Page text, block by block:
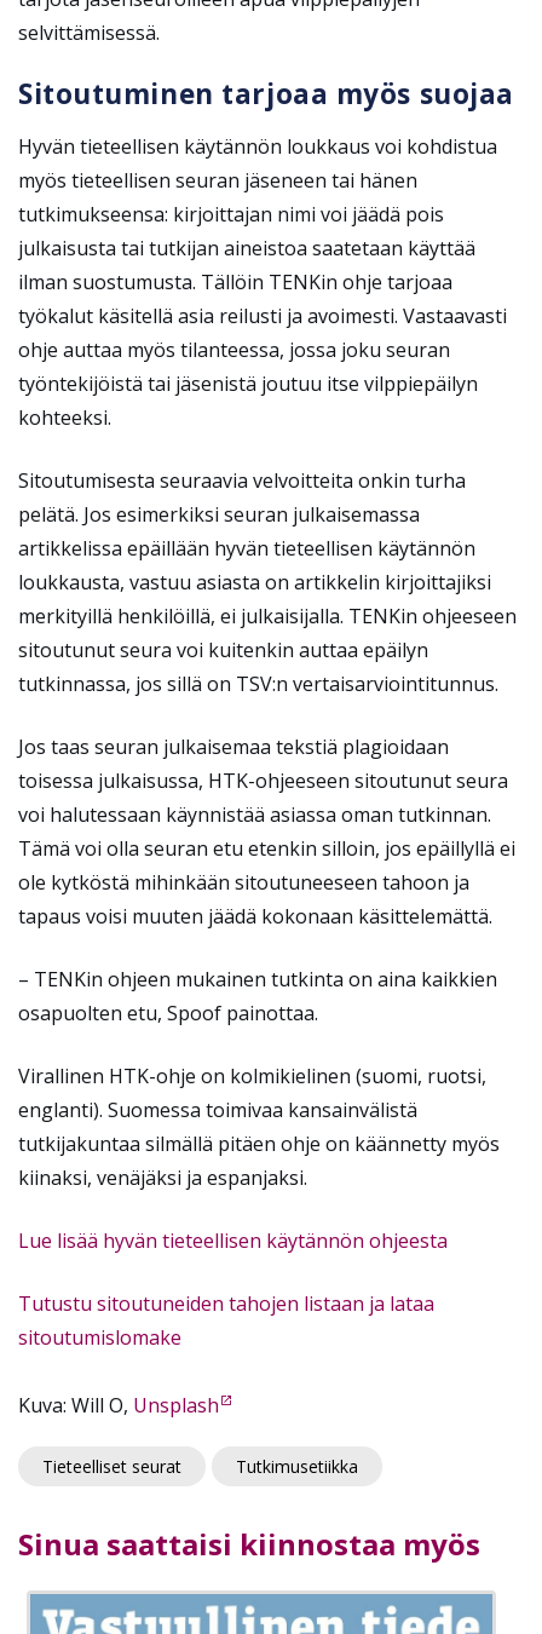
selvittämisessä.
Sitoutuminen tarjoaa myös suojaa
Hyvän tieteellisen käytännön loukkaus voi kohdistua
myös tieteellisen seuran jäseneen tai hänen
tutkimukseensa: kirjoittajan nimi voi jäädä pois
julkaisusta tai tutkijan aineistoa saatetaan käyttää
ilman suostumusta. Tällöin TENKin ohje tarjoaa
työkalut käsitellä asia reilusti ja avoimesti. Vastaavasti
ohje auttaa myös tilanteessa, jossa joku seuran
työntekijöistä tai jäsenistä joutuu itse vilppiepäilyn
kohteeksi.
Sitoutumisesta seuraavia velvoitteita onkin turha
pelätä. Jos esimerkiksi seuran julkaisemassa
artikkelissa epäillään hyvän tieteellisen käytännön
loukkausta, vastuu asiasta on artikkelin kirjoittajiksi
merkityillä henkilöillä, ei julkaisijalla. TENKin ohjeeseen
sitoutunut seura voi kuitenkin auttaa epäilyn
tutkinnassa, jos sillä on TSV:n vertaisarviointitunnus.
Jos taas seuran julkaisemaa tekstiä plagioidaan
toisessa julkaisussa, HTK-ohjeeseen sitoutunut seura
voi halutessaan käynnistää asiassa oman tutkinnan.
Tämä voi olla seuran etu etenkin silloin, jos epäillyllä ei
ole kytköstä mihinkään sitoutuneeseen tahoon ja
tapaus voisi muuten jäädä kokonaan käsittelemättä.
– TENKin ohjeen mukainen tutkinta on aina kaikkien
osapuolten etu, Spoof painottaa.
Virallinen HTK-ohje on kolmikielinen (suomi, ruotsi,
englanti). Suomessa toimivaa kansainvälistä
tutkijakuntaa silmällä pitäen ohje on käännetty myös
kiinaksi, venäjäksi ja espanjaksi.
Lue lisää hyvän tieteellisen käytännön ohjeesta
Tutustu sitoutuneiden tahojen listaan ja lataa
sitoutumislomake
Kuva: Will O, Unsplash
Tieteelliset seurat Tutkimusetiikka
Sinua saattaisi kiinnostaa myös